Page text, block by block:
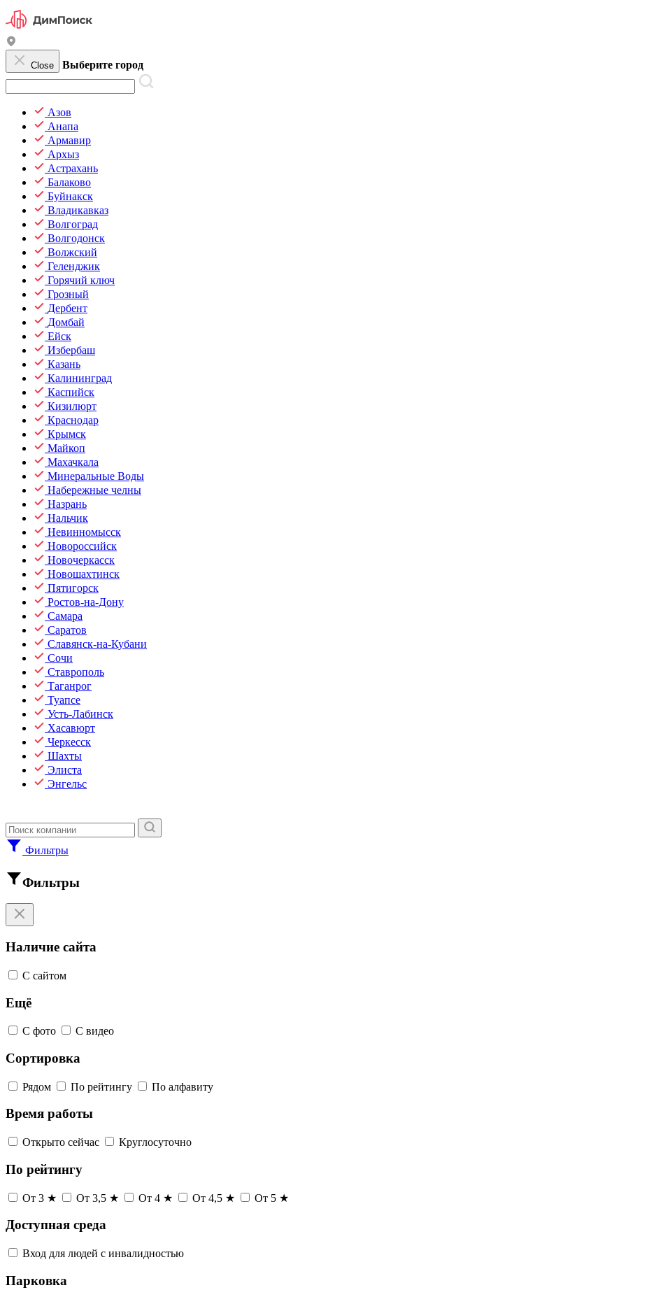
Close Выберите город
Азов
Анапа
Армавир
Архыз
Астрахань
Балаково
Буйнакск
Владикавказ
Волгоград
Волгодонск
Волжский
Геленджик
Горячий ключ
Грозный
Дербент
Домбай
Ейск
Избербаш
Казань
Калининград
Каспийск
Кизилюрт
Краснодар
Крымск
Майкоп
Махачкала
Минеральные Воды
Набережные челны
Назрань
Нальчик
Невинномысск
Новороссийск
Новочеркасск
Новошахтинск
Пятигорск
Ростов-на-Дону
Самара
Саратов
Славянск-на-Кубани
Сочи
Ставрополь
Таганрог
Туапсе
Усть-Лабинск
Хасавюрт
Черкесск
Шахты
Элиста
Энгельс
Фильтры
Фильтры
Наличие сайта
С сайтом
Ещё
С фото С видео
Сортировка
Рядом По рейтингу По алфавиту
Время работы
Открыто сейчас Круглосуточно
По рейтингу
От 3 ★ От 3,5 ★ От 4 ★ От 4,5 ★ От 5 ★
Доступная среда
Вход для людей с инвалидностью
Парковка